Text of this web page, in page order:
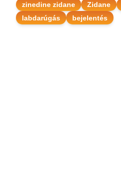
zinedine zidane Zidane
labdarúgás
bejelentés